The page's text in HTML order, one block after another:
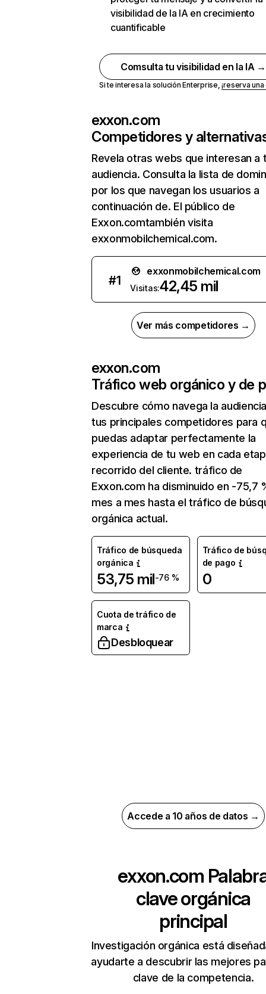
visibilidad de la IA en crecimiento
cuantificable
Comsulta tu visibilidad en la IA →
Si te interesa la solución Enterprise,¡reserva
exxon.com
Competidores y
Revela otras webs que interesan a
audiencia. Consulta la lista de
por los que navegan los usuarios a
continuación de. El público de
Exxon.comtambién visita
exxonmobilchemical.com.
#1
exxonmobilchemical.com
Visitas:42,45 mil
Ver más competidores →
exxon.com
Tráfico web orgánico y de
Descubre cómo navega la
tus principales competidores para
puedas adaptar perfectamente la
experiencia de tu web en cada
recorrido del cliente. tráfico de
Exxon.com ha disminuido en -75,7
mes a mes hasta el tráfico de
orgánica actual.
Tráfico de búsqueda
orgánica
53,75 mil-76 %
Tráfico de
de pago
0
Cuota de tráfico de
marca
Desbloquear
Accede a 10 años de datos →
exxon.com
clave orgánica
principal
Investigación orgánica está
ayudarte a descubrir las mejores
clave de la competencia.